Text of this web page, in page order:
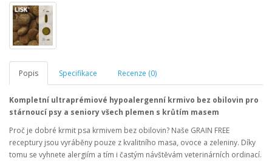
Popis Specifikace Recenze (0)
Kompletní ultraprémiové hypoalergenní krmivo bez obilovin pro
stárnoucí psy a senioryvšech plemen s krůtím masem
Proč je dobré krmit psa krmivem bez obilovin? Naše GRAIN FREE
receptury jsou vyráběny pouze z kvalitního masa, ovoce a zeleniny. Díky
tomu se vyhnete alergiím a tím i častým návštěvám veterinárních ordinací.